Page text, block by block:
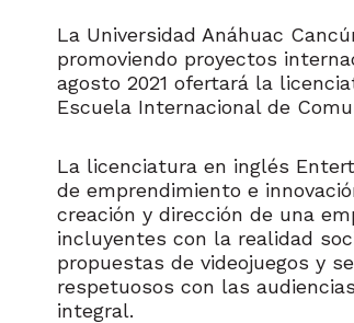
La Universidad Anáhuac
promoviendo proyectos
agosto 2021 ofertará la
Escuela Internacional de
La licenciatura en inglés
de emprendimiento e
creación y dirección de una
incluyentes con la realidad
propuestas de videojuegos y
respetuosos con las
integral.